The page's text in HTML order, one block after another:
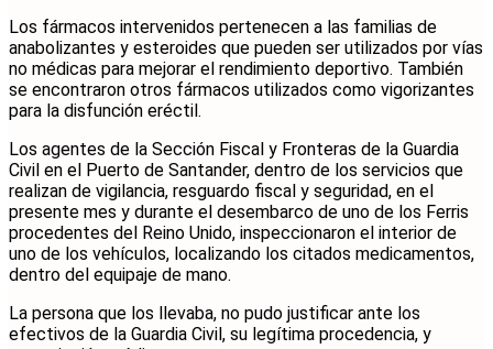
Los fármacos intervenidos pertenecen a las familias de
anabolizantes y esteroides que pueden ser utilizados por vías
no médicas para mejorar el rendimiento deportivo. También
se encontraron otros fármacos utilizados como vigorizantes
para la disfunción eréctil.
Los agentes de la Sección Fiscal y Fronteras de la Guardia
Civil en el Puerto de Santander, dentro de los servicios que
realizan de vigilancia, resguardo fiscal y seguridad, en el
presente mes y durante el desembarco de uno de los Ferris
procedentes del Reino Unido, inspeccionaron el interior de
uno de los vehículos, localizando los citados medicamentos,
dentro del equipaje de mano.
La persona que los llevaba, no pudo justificar ante los
efectivos de la Guardia Civil, su legítima procedencia, y